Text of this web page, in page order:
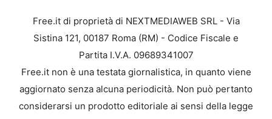
Free.it di proprietà di NEXTMEDIAWEB SRL - Via
Sistina 121, 00187 Roma (RM) - Codice Fiscale e
Partita I.V.A. 09689341007
Free.it non è una testata giornalistica, in quanto viene
aggiornato senza alcuna periodicità. Non può pertanto
considerarsi un prodotto editoriale ai sensi della legge